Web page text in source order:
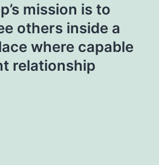
mission is to
others inside a
where capable
relationship